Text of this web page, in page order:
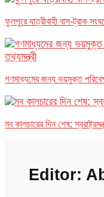
ফুলপুরে যাত্রীবাহী বাস-ট্রাক
গণমাধ্যমের জন্য ভয়মুক্ত
মব কালচারের দিন শেষ:
Editor: